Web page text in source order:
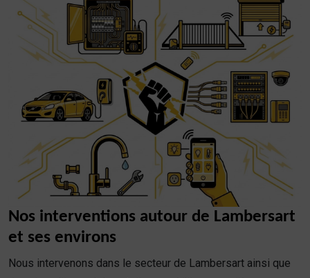
Nos interventions autour de Lambersart
et ses environs
Nous intervenons dans le secteur de Lambersart ainsi que